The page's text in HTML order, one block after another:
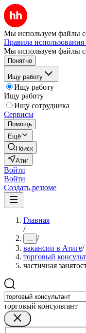
Мы используем файлы
Правила
Мы используем файлы
Понятно
Ищу работу
Ищу работу
Ищу работу
Ищу сотрудника
Сервисы
Помощь
Ещё
Поиск
Атиг
Войти
Войти
Создать резюме
Главная
/
... /
вакансии в Атиге/
торговый
частичная
торговый консультант